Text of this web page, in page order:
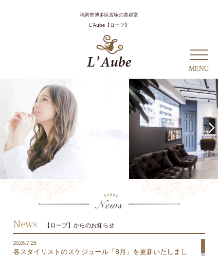
Home ホーム
サロン
Menu メニュー
ヘアスタイル
採用情報
福岡市博多区吉塚の美容室
L'Aube【ローブ】
MENU
Prev Next
News 【ローブ】からのお知らせ
2026.7.25
各スタイリストのスケジュール「8月」を更新いたしまし